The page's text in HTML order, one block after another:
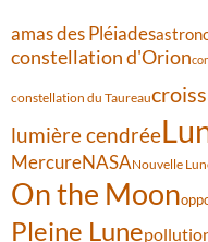
amas des Pléiades
constellation d'Orion
constellation du Taureau
lumière cendrée
MercureNASANouvelle
On the Moon
Pleine Lune